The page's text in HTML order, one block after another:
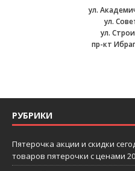
ул.
ул.
ул.
пр-кт
РУБРИКИ
Пятерочка акции и скидки
товаров пятерочки с ценами